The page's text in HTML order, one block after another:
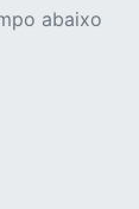
abaixo